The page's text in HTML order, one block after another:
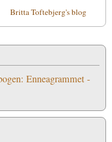
Britta Toftebjerg's blog
Enneagrammet -